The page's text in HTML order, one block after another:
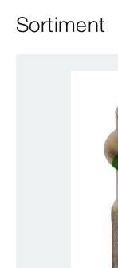
Sortiment